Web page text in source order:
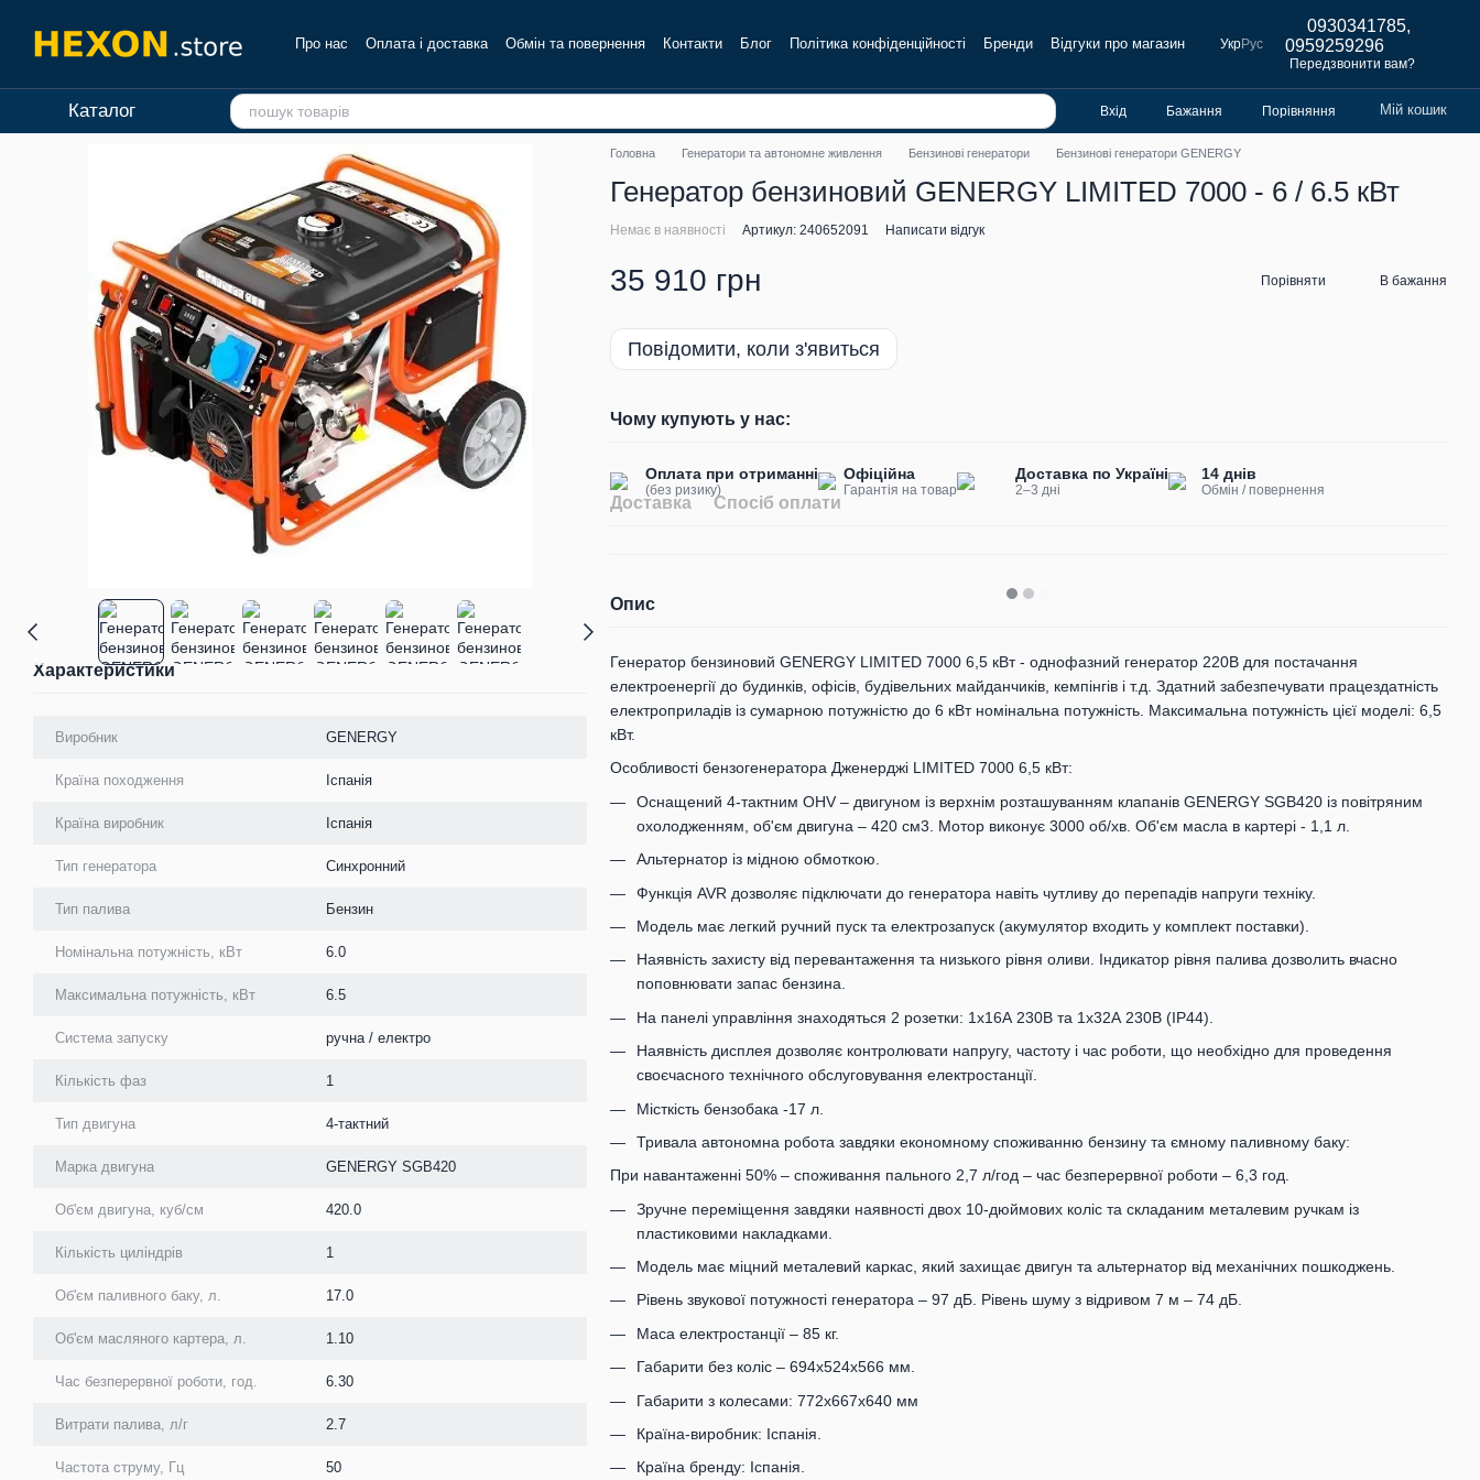
Про нас Оплата і доставка Обмін та повернення Контакти Блог Політика конфіденційності Бренди Відгуки про магазин УкрРус
0930341785,
0959259296
Передзвонити вам?
Каталог Вхід Бажання Порівняння Мій кошик
Характеристики
Виробник GENERGY
Країна походження Іспанія
Країна виробник Іспанія
Тип генератора Синхронний
Тип палива Бензин
Номінальна потужність, кВт 6.0
Максимальна потужність, кВт 6.5
Система запуску ручна / електро
Кількість фаз 1
Тип двигуна 4-тактний
Марка двигуна GENERGY SGB420
Об'єм двигуна, куб/см 420.0
Кількість циліндрів 1
Об'єм паливного баку, л. 17.0
Об'єм масляного картера, л. 1.10
Час безперервної роботи, год. 6.30
Витрати палива, л/г 2.7
Частота струму, Гц 50
Головна Генератори та автономне живлення Бензинові генератори Бензинові генератори GENERGY
Генератор бензиновий GENERGY LIMITED 7000 - 6 / 6.5 кВт
Немає в наявності Артикул: 240652091 Написати відгук
35 910 грн Порівняти В бажання
Повідомити, коли з'явиться
Чому купують у нас:
Оплата при отриманні
(без ризику)
Офіційна
Гарантія на товар
Доставка по Україні
2–3 дні
14 днів
Обмін / повернення
Доставка Спосіб оплати
Опис
Генератор бензиновий GENERGY LIMITED 7000 6,5 кВт - однофазний генератор 220В для постачання
електроенергії до будинків, офісів, будівельних майданчиків, кемпінгів і т.д. Здатний забезпечувати працездатність
електроприладів із сумарною потужністю до 6 кВт номінальна потужність. Максимальна потужність цієї моделі: 6,5
кВт.
Особливості бензогенератора Дженерджі LIMITED 7000 6,5 кВт:
Оснащений 4-тактним OHV – двигуном із верхнім розташуванням клапанів GENERGY SGB420 із повітряним
охолодженням, об'єм двигуна – 420 см3. Мотор виконує 3000 об/хв. Об'єм масла в картері - 1,1 л.
Альтернатор із мідною обмоткою.
Функція AVR дозволяє підключати до генератора навіть чутливу до перепадів напруги техніку.
Модель має легкий ручний пуск та електрозапуск (акумулятор входить у комплект поставки).
Наявність захисту від перевантаження та низького рівня оливи. Індикатор рівня палива дозволить вчасно
поповнювати запас бензина.
На панелі управління знаходяться 2 розетки: 1х16А 230В та 1х32А 230В (IP44).
Наявність дисплея дозволяє контролювати напругу, частоту і час роботи, що необхідно для проведення
своєчасного технічного обслуговування електростанції.
Місткість бензобака -17 л.
Тривала автономна робота завдяки економному споживанню бензину та ємному паливному баку:
При навантаженні 50% – споживання пального 2,7 л/год – час безперервної роботи – 6,3 год.
Зручне переміщення завдяки наявності двох 10-дюймових коліс та складаним металевим ручкам із
пластиковими накладками.
Модель має міцний металевий каркас, який захищає двигун та альтернатор від механічних пошкоджень.
Рівень звукової потужності генератора – 97 дБ. Рівень шуму з відривом 7 м – 74 дБ.
Маса електростанції – 85 кг.
Габарити без коліс – 694х524х566 мм.
Габарити з колесами: 772х667х640 мм
Країна-виробник: Іспанія.
Країна бренду: Іспанія.